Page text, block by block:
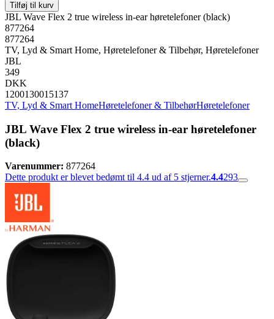
Tilføj til kurv
JBL Wave Flex 2 true wireless in-ear høretelefoner (black)
877264
877264
TV, Lyd & Smart Home, Høretelefoner & Tilbehør, Høretelefoner
JBL
349
DKK
1200130015137
TV, Lyd & Smart HomeHøretelefoner & TilbehørHøretelefoner
JBL Wave Flex 2 true wireless in-ear høretelefoner
(black)
Varenummer: 877264
Dette produkt er blevet bedømt til 4.4 ud af 5 stjerner.4.4293